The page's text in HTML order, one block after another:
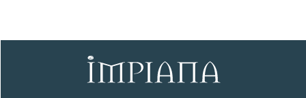
Impiana Makeover Ruang Selebriti telah mula bersiaran
episod pertama di saluran Astro Ria pada tanggal 6 Januari
dan berakhir 10 Mac lalu.